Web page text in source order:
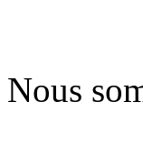
Nous